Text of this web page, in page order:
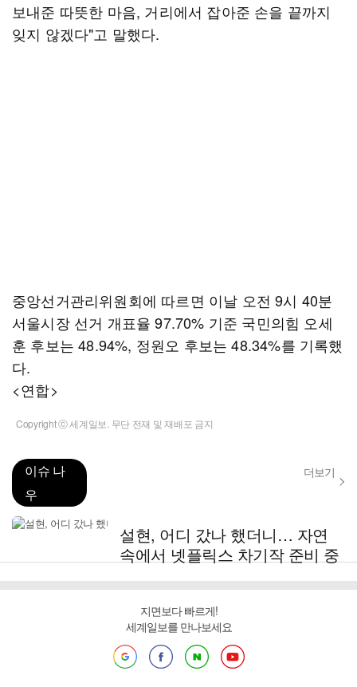
보내준 따뜻한 마음, 거리에서 잡아준 손을 끝까지
잊지 않겠다"고 말했다.
중앙선거관리위원회에 따르면 이날 오전 9시 40분
서울시장 선거 개표율 97.70% 기준 국민의힘 오세
훈 후보는 48.94%, 정원오 후보는 48.34%를 기록했
다.
<연합>
Copyright ⓒ 세계일보. 무단 전재 및 재배포 금지
이슈 나
우
더보기
설현, 어디 갔나 했더니… 자연
속에서 넷플릭스 차기작 준비 중
지면보다 빠르게!
세계일보를 만나보세요